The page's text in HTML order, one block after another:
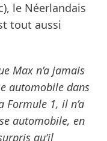
le Néerlandais
tout aussi
Max n’a jamais
automobile dans
Formule 1, il n’a
automobile, en
qu’il